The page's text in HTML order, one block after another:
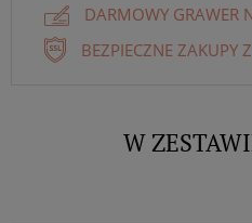
DARMOWY GRAWER
BEZPIECZNE ZAKUPY
W